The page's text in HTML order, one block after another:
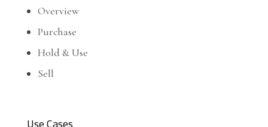
Overview
Purchase
Hold & Use
Sell
Use Cases